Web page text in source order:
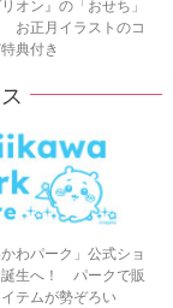
オン』の「おせち」
お正月イラストのコ
典付き
わパーク」公式ショ
誕生へ！ パークで販
テムが勢ぞろい